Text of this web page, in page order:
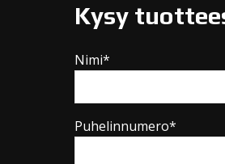
Kysy
Nimi*
Puhelinnumero*